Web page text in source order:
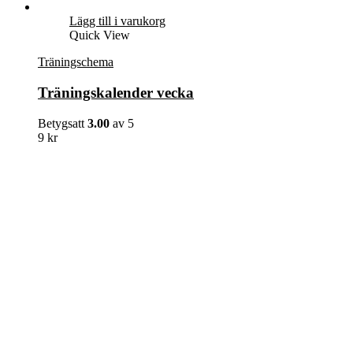
Lägg till i varukorg
Quick View
Träningschema
Träningskalender vecka
Betygsatt 3.00 av 5
9 kr